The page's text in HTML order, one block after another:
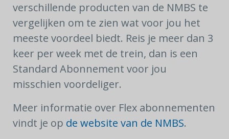
verschillende producten van de NMBS te
vergelijken om te zien wat voor jou het
meeste voordeel biedt. Reis je meer dan 3
keer per week met de trein, dan is een
Standard Abonnement voor jou
misschien voordeliger.
Meer informatie over Flex abonnementen
vindt je op de website van de NMBS.